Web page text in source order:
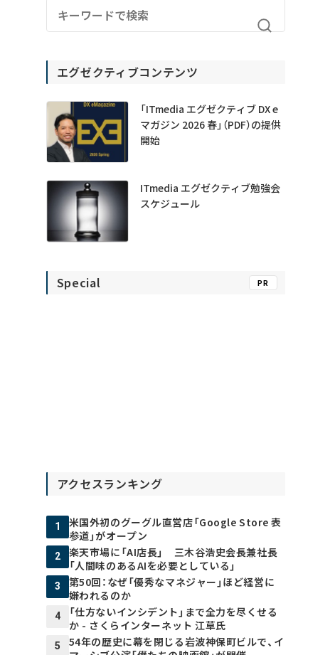
エグゼクティブコンテンツ
「ITmedia エグゼクティブ DX e
マガジン 2026 春」（PDF）の提供
開始
ITmedia エグゼクティブ勉強会
スケジュール
Special PR
アクセスランキング
1
米国外初のグーグル直営店「Google Store 表
参道」がオープン
2
楽天市場に「AI店長」 三木谷浩史会長兼社長
「人間味のあるAIを必要としている」
3
第50回：なぜ「優秀なマネジャー」ほど経営に
嫌われるのか
4
「仕方ないインシデント」まで全力を尽くせる
か - さくらインターネット 江草氏
5
54年の歴史に幕を閉じる岩波神保町ビルで、イ